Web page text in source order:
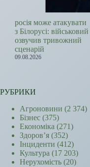
росія може атакувати
з Білорусі: військовий
озвучив тривожний
сценарій
09.08.2026
РУБРИКИ
Агроновини (2 374)
Бізнес (375)
Економіка (271)
Здоров’я (352)
Інциденти (412)
Культура (17 203)
Нерухомість (20)